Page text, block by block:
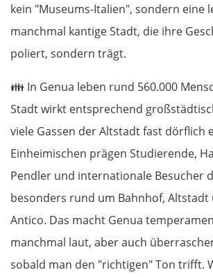
kein "Museums-Italien", sondern eine
manchmal kantige Stadt, die ihre
poliert, sondern trägt.
👪 In Genua leben rund 560.000
Stadt wirkt entsprechend
viele Gassen der Altstadt fast dörflich
Einheimischen prägen Studierende,
Pendler und internationale Besucher
besonders rund um Bahnhof, Altstadt
Antico. Das macht Genua
manchmal laut, aber auch
sobald man den "richtigen" Ton trifft.